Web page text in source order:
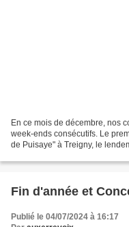
En ce mois de décembre, nos
week-ends consécutifs. Le
de Puisaye" à Treigny, le
Fin d'année et
Publié le 04/07/2024 à 16:17